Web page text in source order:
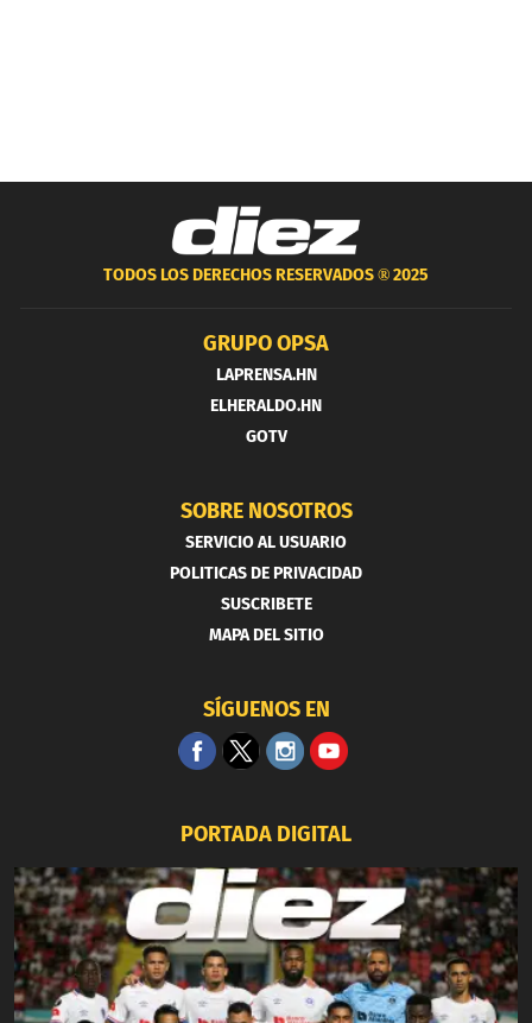
TODOS LOS DERECHOS RESERVADOS ®2025
GRUPO OPSA
LAPRENSA.HN
ELHERALDO.HN
GOTV
SOBRE NOSOTROS
SERVICIO AL USUARIO
POLITICAS DE PRIVACIDAD
SUSCRIBETE
MAPA DEL SITIO
SÍGUENOS EN
PORTADA DIGITAL